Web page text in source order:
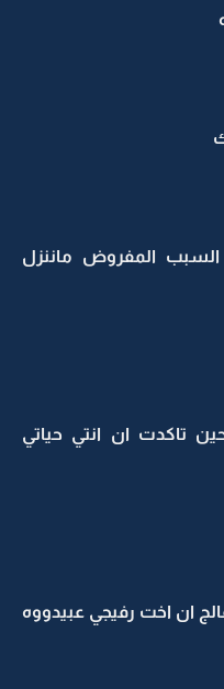
المفروض ماننزل
تاكدت ان انتي حياتي
ان اخت رفيجي عبيدووه